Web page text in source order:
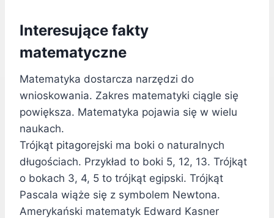
Interesujące fakty
matematyczne
Matematyka dostarcza narzędzi do
wnioskowania. Zakres matematyki ciągle się
powiększa. Matematyka pojawia się w wielu
naukach.
Trójkąt pitagorejski ma boki o naturalnych
długościach. Przykład to boki 5, 12, 13. Trójkąt
o bokach 3, 4, 5 to trójkąt egipski. Trójkąt
Pascala wiąże się z symbolem Newtona.
Amerykański matematyk Edward Kasner